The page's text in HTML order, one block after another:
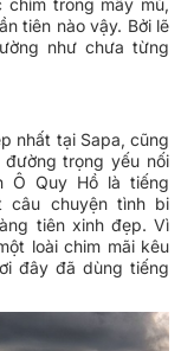
chìm trong mây mù,
tiên nào vậy. Bởi lẽ
như chưa từng
nhất tại Sapa, cũng
trọng yếu nối
Ô Quy Hồ là tiếng
câu chuyện tình bi
tiên xinh đẹp. Vì
loài chim mãi kêu
đây đã dùng tiếng